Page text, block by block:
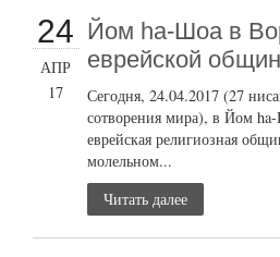
24
АПР
17
Йом ha-Шоа в
еврейской
Сегодня, 24.04.2017 (27
сотворения мира), в Йом
еврейская религиозная
молельном...
Читать далее